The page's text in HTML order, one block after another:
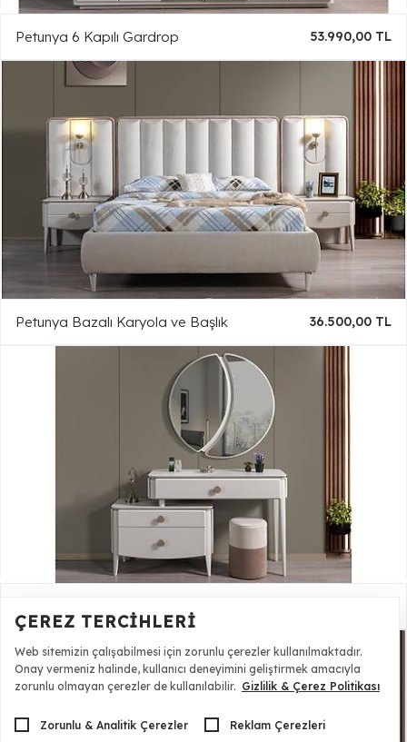
Petunya 6 Kapılı Gardrop 53.990,00 TL
Petunya Bazalı Karyola ve Başlık 36.500,00 TL
ÇEREZ TERCIHLERI
Web sitemizin çalışabilmesi için zorunlu çerezler kullanılmaktadır.
Onay vermeniz halinde, kullanıcı deneyimini geliştirmek amacıyla
zorunlu olmayan çerezler de kullanılabilir. Gizlilik & Çerez Politikası
Zorunlu & Analitik Çerezler Reklam Çerezleri